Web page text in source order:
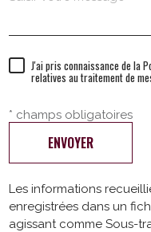
J'ai pris connaissance de la
relatives au traitement de
* champs obligatoires
ENVOYER
Les informations
enregistrées dans un
agissant comme Sous-